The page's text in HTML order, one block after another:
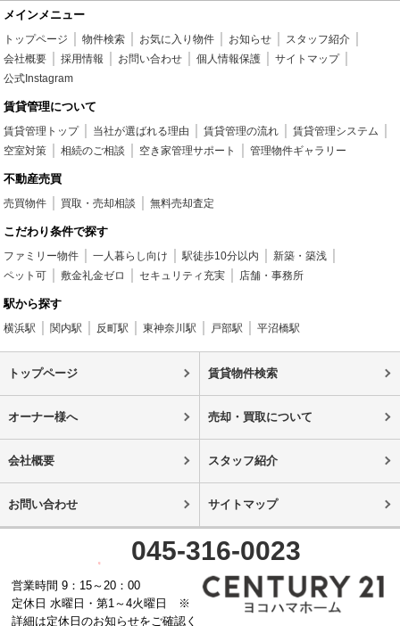
メインメニュー
トップページ 物件検索 お気に入り物件 お知らせ
スタッフ紹介
会社概要
採用情報 お問い合わせ 個人情報保護
サイトマップ
公式Instagram
賃貸管理について
賃貸管理トップ 当社が選ばれる理由 賃貸管理の流れ
賃貸管理システム
空室対策
相続のご相談 空き家管理サポート 管理物件ギャラリー
不動産売買
売買物件 買取・売却相談 無料売却査定
こだわり条件で探す
ファミリー物件 一人暮らし向け 駅徒歩10分以内
新築・築浅
ペット可
敷金礼金ゼロ セキュリティ充実 店舗・事務所
駅から探す
横浜駅 関内駅 反町駅 東神奈川駅 戸部駅 平沼橋駅
トップページ 賃貸物件検索
オーナー様へ 売却・買取について
会社概要 スタッフ紹介
お問い合わせ サイトマップ
045-316-0023
営業時間 9：15～20：00
定休日 水曜日・第1～4火曜日 ※
詳細は定休日のお知らせをご確認く